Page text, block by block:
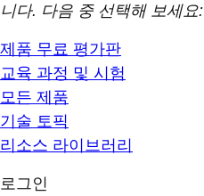
니다. 다음 중 선택해 보세요:
제품 무료 평가판
교육 과정 및 시험
모든 제품
기술 토픽
리소스 라이브러리
로그인